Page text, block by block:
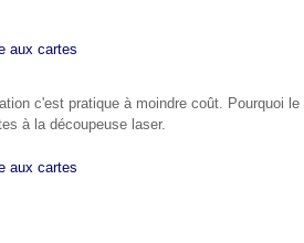
c'est pratique à moindre coût. Pourquoi le
à la découpeuse laser.